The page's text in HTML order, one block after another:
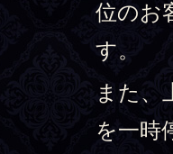
位のお
す。
また、
を一時